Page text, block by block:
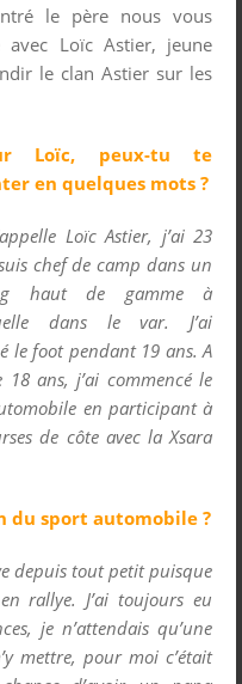
le père nous vous
Loïc Astier, jeune
le clan Astier sur les
Loïc, peux-tu te
en quelques mots ?
Loïc Astier, j’ai 23
chef de camp dans un
haut de gamme à
dans le var. J’ai
le foot pendant 19 ans. A
18 ans, j’ai commencé le
en participant à
de côte avec la Xsara
du sport automobile ?
depuis tout petit puisque
rallye. J’ai toujours eu
je n’attendais qu’une
mettre, pour moi c’était